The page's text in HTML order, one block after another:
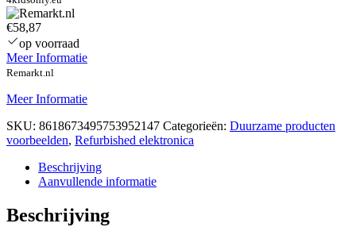
€58,87
op voorraad
Meer Informatie
Remarkt.nl
Meer Informatie
SKU: 8618673495753952147 Categorieën: Duurzame producten
voorbeelden, Refurbished elektronica
Beschrijving
Aanvullende informatie
Beschrijving